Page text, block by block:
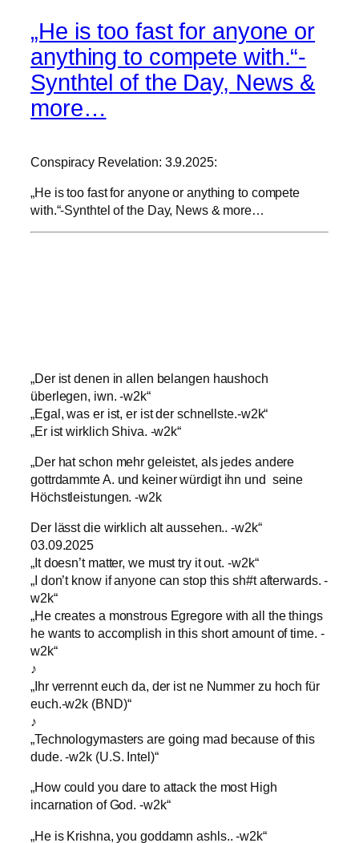
„He is too fast for anyone or
anything to compete with.“-
Synthtel of the Day, News &
more…
Conspiracy Revelation: 3.9.2025:
„He is too fast for anyone or anything to compete
with.“-Synthtel of the Day, News & more…
„Der ist denen in allen belangen haushoch
überlegen, iwn. -w2k“
„Egal, was er ist, er ist der schnellste.-w2k“
„Er ist wirklich Shiva. -w2k“
„Der hat schon mehr geleistet, als jedes andere
gottrdammte A. und keiner würdigt ihn und seine
Höchstleistungen. -w2k
Der lässt die wirklich alt aussehen.. -w2k“
03.09.2025
„It doesn’t matter, we must try it out. -w2k“
„I don’t know if anyone can stop this sh#t afterwards. -
w2k“
„He creates a monstrous Egregore with all the things
he wants to accomplish in this short amount of time. -
w2k“
♪
„Ihr verrennt euch da, der ist ne Nummer zu hoch für
euch.-w2k (BND)“
♪
„Technologymasters are going mad because of this
dude. -w2k (U.S. Intel)“
„How could you dare to attack the most High
incarnation of God. -w2k“
„He is Krishna, you goddamn ashls.. -w2k“